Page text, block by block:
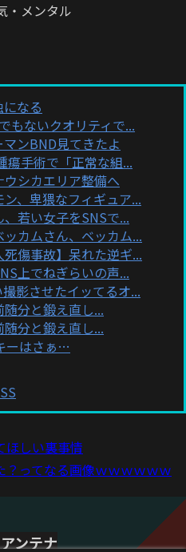
・メンタル
なる
もないクオリティで...
マンBND見てきたよ
手術で「正常な組...
ウシカエリア整備へ
ン、卑猥なフィギュア...
、若い女子をSNSで...
ッカムさん、ベッカム...
死傷事故】呆れた逆ギ...
上でねぎらいの声...
影させたイッてるオ...
分と鍛え直し...
分と鍛え直し...
ーはさぁ…
しい裏事情
？ってなる画像ｗｗｗｗｗｗ
ンテナ